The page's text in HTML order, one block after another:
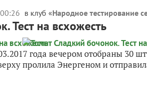
в клуб «Народное тестирование
Тест на всхожесть
года вечером отобраны 30
пролила Энергеном и